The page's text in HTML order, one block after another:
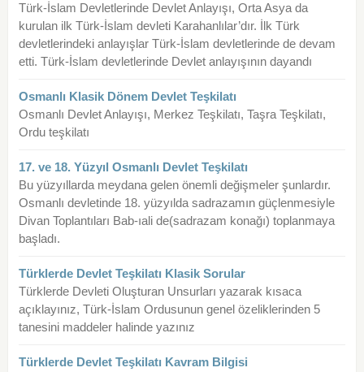
Türk-İslam Devletlerinde Devlet Anlayışı, Orta Asya da
kurulan ilk Türk-İslam devleti Karahanlılar’dır. İlk Türk
devletlerindeki anlayışlar Türk-İslam devletlerinde de devam
etti. Türk-İslam devletlerinde Devlet anlayışının dayandı
Osmanlı Klasik Dönem Devlet Teşkilatı
Osmanlı Devlet Anlayışı, Merkez Teşkilatı, Taşra Teşkilatı,
Ordu teşkilatı
17. ve 18. Yüzyıl Osmanlı Devlet Teşkilatı
Bu yüzyıllarda meydana gelen önemli değişmeler şunlardır.
Osmanlı devletinde 18. yüzyılda sadrazamın güçlenmesiyle
Divan Toplantıları Bab-ıali de(sadrazam konağı) toplanmaya
başladı.
Türklerde Devlet Teşkilatı Klasik Sorular
Türklerde Devleti Oluşturan Unsurları yazarak kısaca
açıklayınız, Türk-İslam Ordusunun genel özeliklerinden 5
tanesini maddeler halinde yazınız
Türklerde Devlet Teşkilatı Kavram Bilgisi